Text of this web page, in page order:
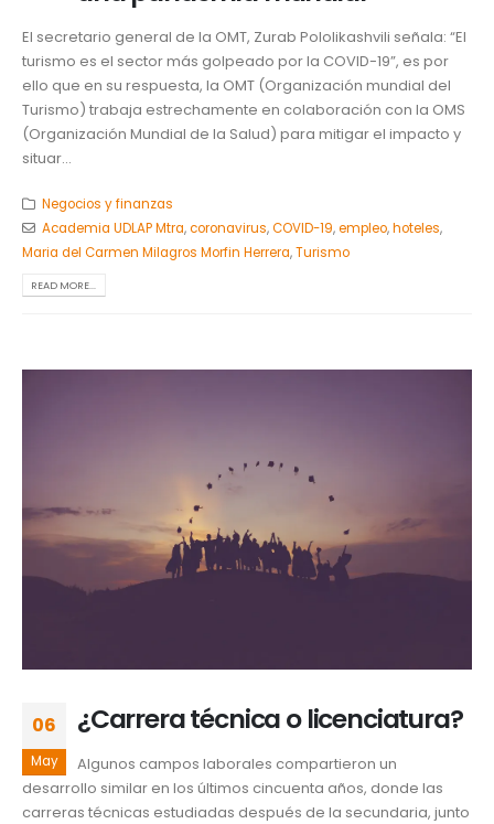
El secretario general de la OMT, Zurab Pololikashvili señala: “El
turismo es el sector más golpeado por la COVID-19”, es por
ello que en su respuesta, la OMT (Organización mundial del
Turismo) trabaja estrechamente en colaboración con la OMS
(Organización Mundial de la Salud) para mitigar el impacto y
situar...
Negocios y finanzas
Academia UDLAP Mtra,coronavirus,COVID-19,empleo,hoteles,
Maria del Carmen Milagros Morfin Herrera,Turismo
READ MORE...
06
May
¿Carrera técnica o licenciatura?
Algunos campos laborales compartieron un
desarrollo similar en los últimos cincuenta años, donde las
carreras técnicas estudiadas después de la secundaria, junto